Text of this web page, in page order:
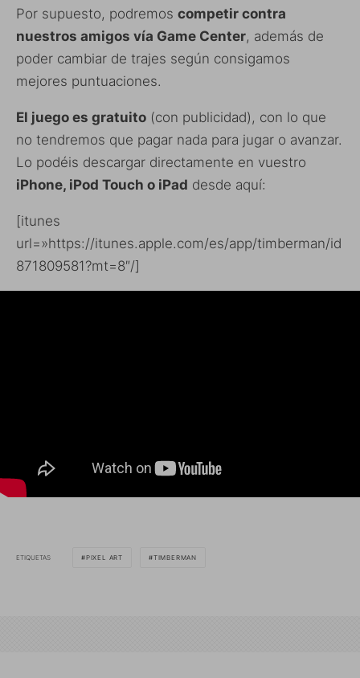
Por supuesto, podremos competir contra
nuestros amigos vía Game Center, además de
poder cambiar de trajes según consigamos
mejores puntuaciones.
El juego es gratuito (con publicidad), con lo que
no tendremos que pagar nada para jugar o avanzar.
Lo podéis descargar directamente en vuestro
iPhone, iPod Touch o iPad desde aquí:
[itunes
url=»https://itunes.apple.com/es/app/timberman/id
871809581?mt=8″/]
ETIQUETAS PIXEL ART TIMBERMAN